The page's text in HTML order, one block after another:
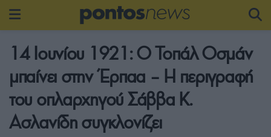
14 Ιουνίου 1921: Ο Τοπάλ Οσμάν
μπαίνει στην Έρπαα – Η περιγραφή
του οπλαρχηγού Σάββα Κ.
Ασλανίδη συγκλονίζει